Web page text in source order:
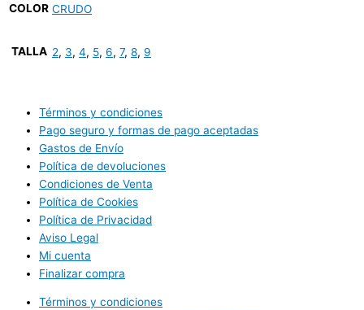
COLOR CRUDO
TALLA 2, 3, 4, 5, 6, 7, 8, 9
Términos y condiciones
Pago seguro y formas de pago aceptadas
Gastos de Envío
Política de devoluciones
Condiciones de Venta
Política de Cookies
Política de Privacidad
Aviso Legal
Mi cuenta
Finalizar compra
Términos y condiciones